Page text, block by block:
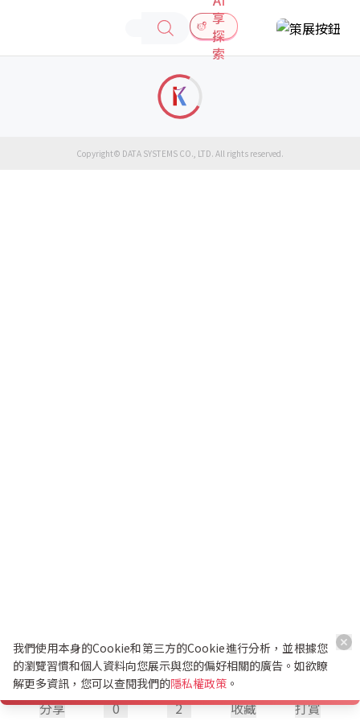
享
探
索
分享 0 2 收藏 打賞
Copyright© DATA SYSTEMS CO., LTD. All rights reserved.
我們使用本身的Cookie和第三方的Cookie進行分析，並根據您
的瀏覽習慣和個人資料向您展示與您的偏好相關的廣告。如欲瞭
解更多資訊，您可以查閱我們的隱私權政策 。